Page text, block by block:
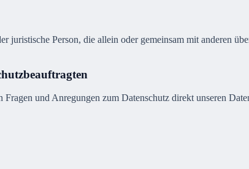
juristische Person, die allein oder gemeinsam mit anderen
und Anregungen zum Datenschutz direkt unseren